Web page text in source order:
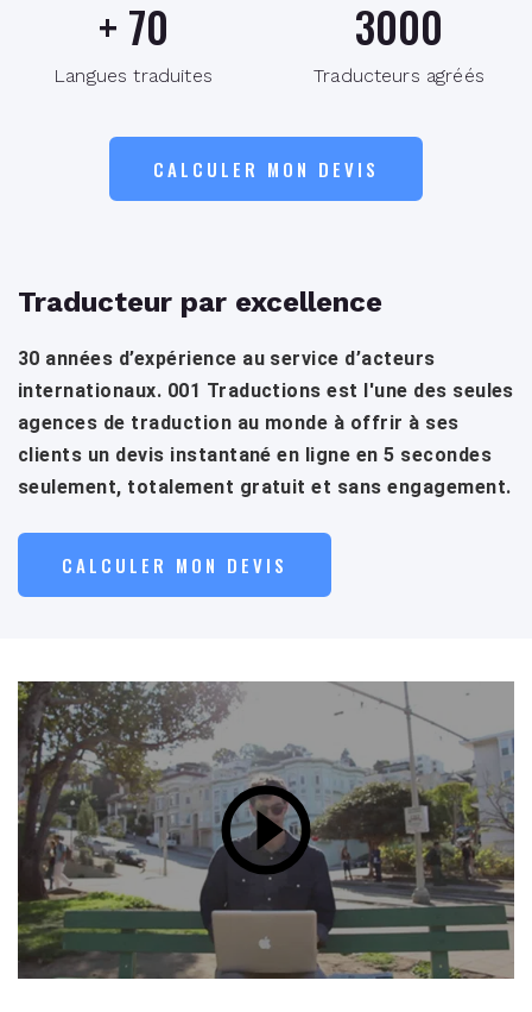
+ 70
Langues traduites
3000
Traducteurs agréés
CALCULER MON DEVIS
Traducteur par excellence
30 années d’expérience au service d’acteurs
internationaux. 001 Traductions est l'une des seules
agences de traduction au monde à offrir à ses
clients un devis instantané en ligne en 5 secondes
seulement, totalement gratuit et sans engagement.
CALCULER MON DEVIS